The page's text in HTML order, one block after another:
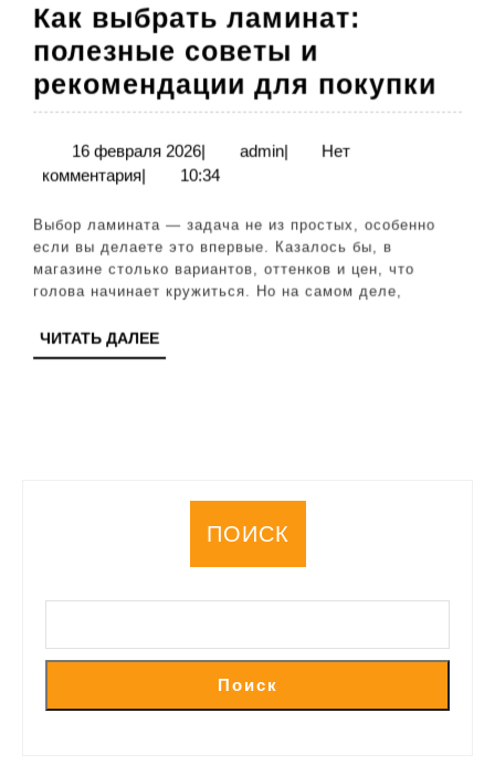
Как выбрать ламинат:
полезные советы и
рекомендации для покупки
16 февраля 202616
февраля
| adminadmin
|
Нет
комментария| 10:34
Выбор ламината — задача не из простых, особенно
если вы делаете это впервые. Казалось бы, в
магазине столько вариантов, оттенков и цен, что
голова начинает кружиться. Но на самом деле,
ЧИТАТЬ ДАЛЕЕЧИТАТЬ
ДАЛЕЕ
ПОИСК
Поиск